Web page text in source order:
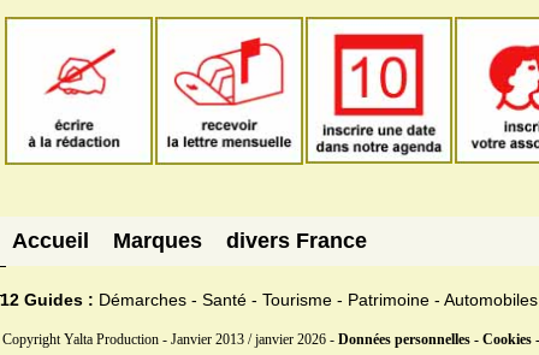
Accueil Marques divers France
12 Guides : Démarches - Santé - Tourisme - Patrimoine - Automobiles
Copyright Yalta Production - Janvier 2013 / janvier 2026 - Données personnelles - Cookies